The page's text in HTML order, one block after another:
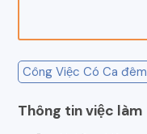
Công Việc Có Ca đêm
Thông tin việc làm